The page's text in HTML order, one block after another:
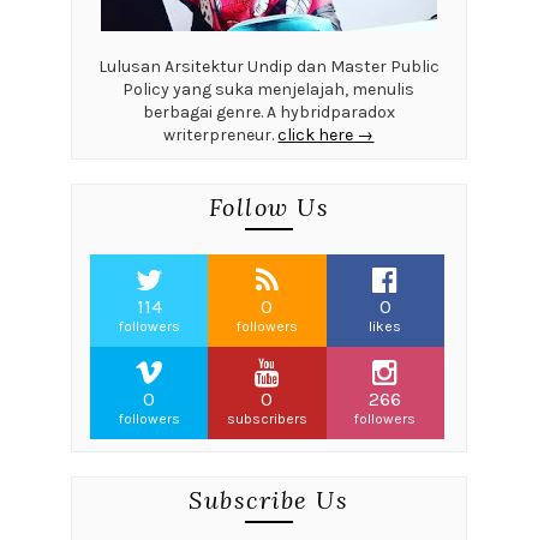
Lulusan Arsitektur Undip dan Master Public
Policy yang suka menjelajah, menulis
berbagai genre. A hybridparadox
writerpreneur.click here →
Follow Us
114
followers
0
followers
0
likes
0
followers
0
subscribers
266
followers
Subscribe Us